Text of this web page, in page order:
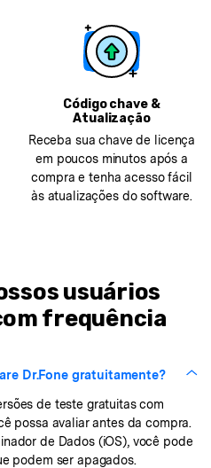
Código chave &
Atualização
Receba sua chave de licença
em poucos minutos após a
compra e tenha acesso fácil
às atualizações do software.
usuários
frequência
Dr.Fone gratuitamente?
de teste gratuitas com
possa avaliar antes da compra.
de Dados (iOS), você pode
podem ser apagados.